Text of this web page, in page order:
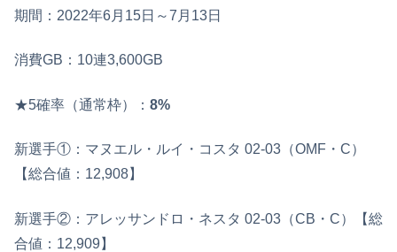
期間：2022年6月15日～7月13日
消費GB：10連3,600GB
★5確率（通常枠）： 8%
新選手①：マヌエル・ルイ・コスタ 02‐03（OMF・C）
【総合値：12,908】
新選手②：アレッサンドロ・ネスタ 02-03（CB・C）【総
合値：12,909】